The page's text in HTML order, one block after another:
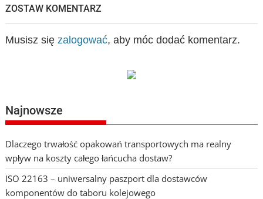
ZOSTAW KOMENTARZ
Musisz sięzalogować, aby móc dodać komentarz.
Najnowsze
Dlaczego trwałość opakowań transportowych ma realny
wpływ na koszty całego łańcucha dostaw?
ISO 22163 – uniwersalny paszport dla dostawców
komponentów do taboru kolejowego